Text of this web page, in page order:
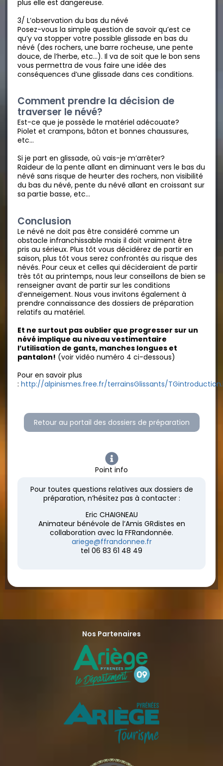
plus elle est dangereuse.
3/ L’observation du bas du névé
Posez-vous la simple question de savoir qu’est ce
qu’y va stopper votre possible glissade en bas du
névé (des rochers, une barre rocheuse, une pente
douce, de l’herbe, etc…). Il va de soit que le bon sens
vous permettra de vous faire une idée des
conséquences d’une glissade dans ces conditions.
Comment prendre la décision de
traverser le névé?
Est-ce que je possède le matériel adécouate?
Piolet et crampons, bâton et bonnes chaussures,
etc…
Si je part en glissade, où vais-je m’arrêter?
Raideur de la pente allant en diminuant vers le bas du
névé sans risque de heurter des rochers, non visibilité
du bas du névé, pente du névé allant en croissant sur
sa partie basse, etc…
Conclusion
Le névé ne doit pas être considéré comme un
obstacle infranchissable mais il doit vraiment être
pris au sérieux. Plus tôt vous décidérez de partir en
saison, plus tôt vous serez confrontés au risque des
névés. Pour ceux et celles qui décideraient de partir
très tôt au printemps, nous leur conseillons de bien se
renseigner avant de partir sur les conditions
d’enneigement. Nous vous invitons également à
prendre connaissance des dossiers de préparation
relatifs au matériel.
Et ne surtout pas oublier que progresser sur un
névé implique au niveau vestimentaire
l’utilisation de gants, manches longues et
pantalon! (voir vidéo numéro 4 ci-dessous)
Pour en savoir plus
: http://alpinismes.free.fr/terrainsGlissants/
Retour au portail des dossiers de préparation
Point info
Pour toutes questions relatives aux dossiers de
préparation, n’hésitez pas à contacter :
Eric CHAIGNEAU
Animateur bénévole de l’Amis GRdistes en
collaboration avec la FFRandonnée.
ariege@ffrandonnee.fr
tel 06 83 61 48 49
Nos Partenaires